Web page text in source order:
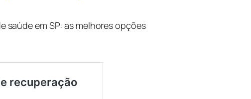
saúde em SP: as melhores opções